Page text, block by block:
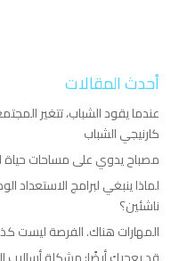
أحدث المقالات
عندما يقود الشباب، تتغير
كارنيجي الشباب
مصباح يدوي على مساحات حياة
لماذا ينبغي لبرامج الاستعداد
ناشئين؟
المهارات هناك. الفرصة ليست